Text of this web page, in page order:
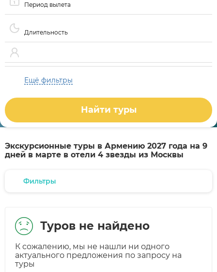
Период вылета
Длительность
Ещё фильтры
Найти туры
Экскурсионные туры в Армению 2027 года на 9
дней в марте в отели 4 звезды из Москвы
Фильтры
Туров не найдено
К сожалению, мы не нашли ни одного
актуального предложения по запросу на
туры